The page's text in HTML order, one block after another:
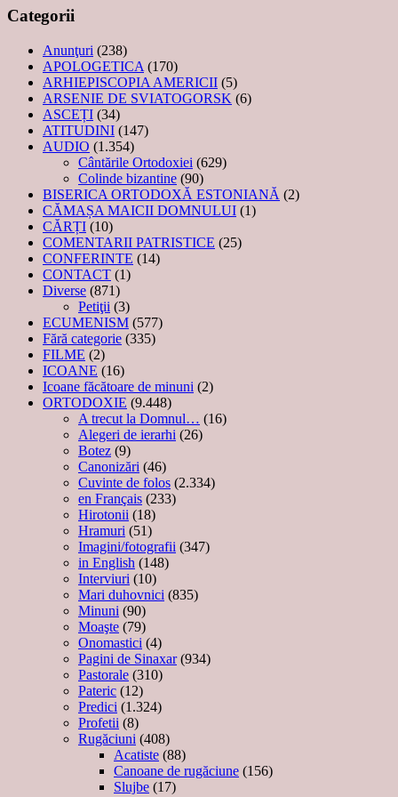
Categorii
Anunţuri (238)
APOLOGETICA (170)
ARHIEPISCOPIA AMERICII (5)
ARSENIE DE SVIATOGORSK (6)
ASCEȚI (34)
ATITUDINI (147)
AUDIO (1.354)
Cântările Ortodoxiei (629)
Colinde bizantine (90)
BISERICA ORTODOXĂ ESTONIANĂ (2)
CĂMAȘA MAICII DOMNULUI (1)
CĂRȚI (10)
COMENTARII PATRISTICE (25)
CONFERINTE (14)
CONTACT (1)
Diverse (871)
Petiţii (3)
ECUMENISM (577)
Fără categorie (335)
FILME (2)
ICOANE (16)
Icoane făcătoare de minuni (2)
ORTODOXIE (9.448)
A trecut la Domnul… (16)
Alegeri de ierarhi (26)
Botez (9)
Canonizări (46)
Cuvinte de folos (2.334)
en Français (233)
Hirotonii (18)
Hramuri (51)
Imagini/fotografii (347)
in English (148)
Interviuri (10)
Mari duhovnici (835)
Minuni (90)
Moaşte (79)
Onomastici (4)
Pagini de Sinaxar(934)
Pastorale (310)
Pateric (12)
Predici (1.324)
Profetii (8)
Rugăciuni (408)
Acatiste (88)
Canoane de rugăciune (156)
Slujbe (17)